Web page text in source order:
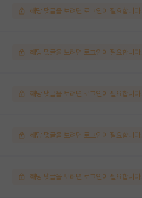
해당 댓글을 보려면 로그인이 필요합니다.
해당 댓글을 보려면 로그인이 필요합니다.
해당 댓글을 보려면 로그인이 필요합니다.
해당 댓글을 보려면 로그인이 필요합니다.
해당 댓글을 보려면 로그인이 필요합니다.